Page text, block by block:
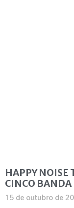
HAPPY NOISE
CINCO
15 de outubro de